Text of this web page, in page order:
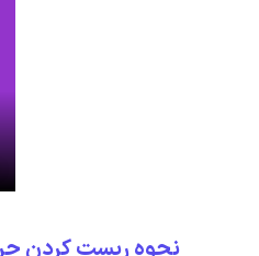
نحوه ریست کردن